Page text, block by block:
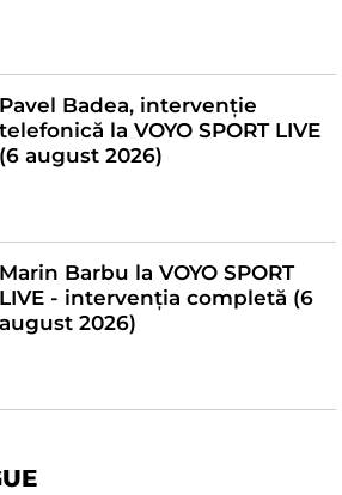
Pavel Badea, intervenție
telefonică la VOYO SPORT LIVE
(6 august 2026)
Marin Barbu la VOYO SPORT
LIVE - intervenția completă (6
august 2026)